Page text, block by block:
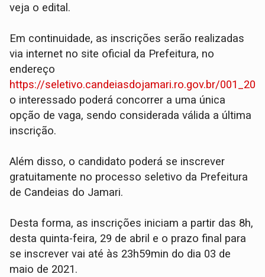
veja o edital.
Em continuidade, as inscrições serão realizadas
via internet no site oficial da Prefeitura, no
endereço
https://seletivo.candeiasdojamari.ro.gov.br/
o interessado poderá concorrer a uma única
opção de vaga, sendo considerada válida a última
inscrição.
Além disso, o candidato poderá se inscrever
gratuitamente no processo seletivo da Prefeitura
de Candeias do Jamari.
Desta forma, as inscrições iniciam a partir das 8h,
desta quinta-feira, 29 de abril e o prazo final para
se inscrever vai até às 23h59min do dia 03 de
maio de 2021.